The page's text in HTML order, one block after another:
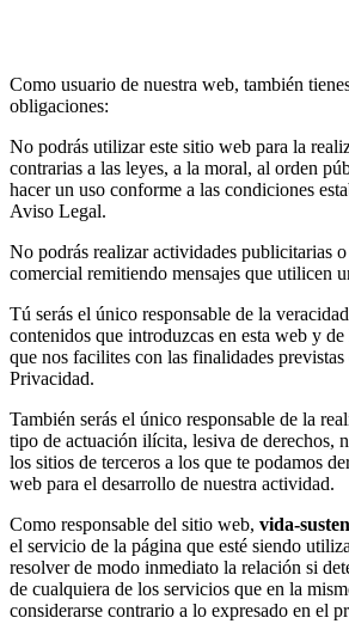
Como usuario de nuestra web, también
obligaciones:
No podrás utilizar este sitio web para la
contrarias a las leyes, a la moral, al orden
hacer un uso conforme a las condiciones
Aviso Legal.
No podrás realizar actividades publicitarias
comercial remitiendo mensajes que utilicen
Tú serás el único responsable de la
contenidos que introduzcas en esta web y de
que nos facilites con las finalidades
Privacidad.
También serás el único responsable de la
tipo de actuación ilícita, lesiva de derechos,
los sitios de terceros a los que te podamos
web para el desarrollo de nuestra actividad.
Como responsable del sitio web, vida-
el servicio de la página que esté siendo
resolver de modo inmediato la relación si
de cualquiera de los servicios que en la
considerarse contrario a lo expresado en el